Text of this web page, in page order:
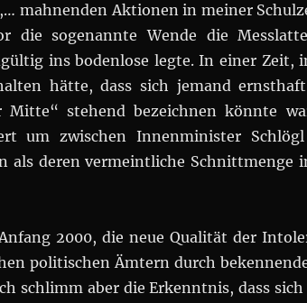
mahnenden Aktionen in meiner
die sogenannte Wende die
ins bodenlose legte. In einer Zeit,
hätte, dass sich jemand
stehend bezeichnen könnte
um zwischen Innenminister
als deren vermeintliche Schnittmenge
2000, die neue Qualität der
politischen Ämtern durch
schlimm aber die Erkenntnis, dass sich